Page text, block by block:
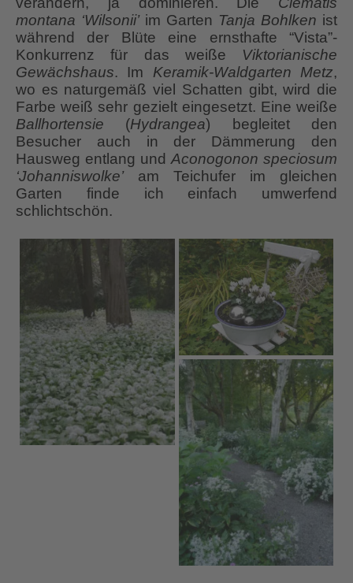
montana ‘Wilsonii’im Garten Tanja Bohlken ist
während der Blüte eine ernsthafte “Vista”-
Konkurrenz für das weiße Viktorianische
Gewächshaus. Im Keramik-Waldgarten Metz,
wo es naturgemäß viel Schatten gibt, wird die
Farbe weiß sehr gezielt eingesetzt. Eine weiße
Ballhortensie (Hydrangea) begleitet den
Besucher auch in der Dämmerung den
Hausweg entlang undAconogonon speciosum
‘Johanniswolke’am Teichufer im gleichen
Garten finde ich einfach umwerfend
schlichtschön.